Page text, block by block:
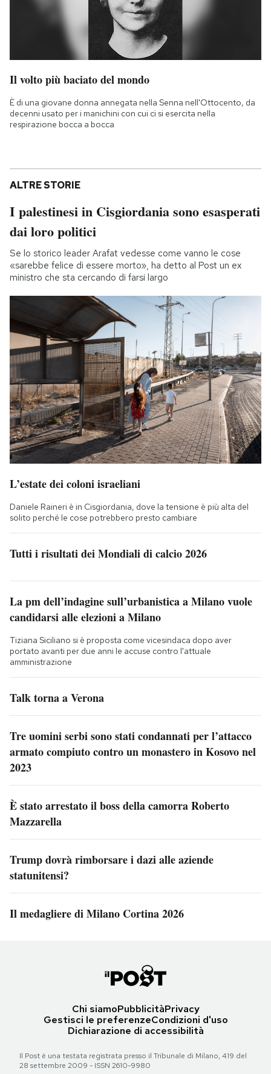
Il volto più baciato del mondo
È di una giovane donna annegata nella Senna nell'Ottocento, da
decenni usato per i manichini con cui ci si esercita nella
respirazione bocca a bocca
ALTRE STORIE
I palestinesi in Cisgiordania sono esasperati
dai loro politici
Se lo storico leader Arafat vedesse come vanno le cose
«sarebbe felice di essere morto», ha detto al Post un ex
ministro che sta cercando di farsi largo
L’estate dei coloni israeliani
Daniele Raineri è in Cisgiordania, dove la tensione è più alta del
solito perché le cose potrebbero presto cambiare
Tutti i risultati dei Mondiali di calcio 2026
La pm dell’indagine sull’urbanistica a Milano vuole
candidarsi alle elezioni a Milano
Tiziana Siciliano si è proposta come vicesindaca dopo aver
portato avanti per due anni le accuse contro l'attuale
amministrazione
Talk torna a Verona
Tre uomini serbi sono stati condannati per l’attacco
armato compiuto contro un monastero in Kosovo nel
2023
È stato arrestato il boss della camorra Roberto
Mazzarella
Trump dovrà rimborsare i dazi alle aziende
statunitensi?
Il medagliere di Milano Cortina 2026
Chi siamoPubblicitàPrivacy
Gestisci le preferenzeCondizioni d'uso
Dichiarazione di accessibilità
Il Post è una testata registrata presso il Tribunale di Milano, 419 del
28 settembre 2009 - ISSN 2610-9980